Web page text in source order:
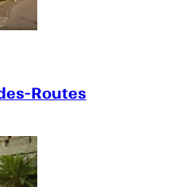
Routes